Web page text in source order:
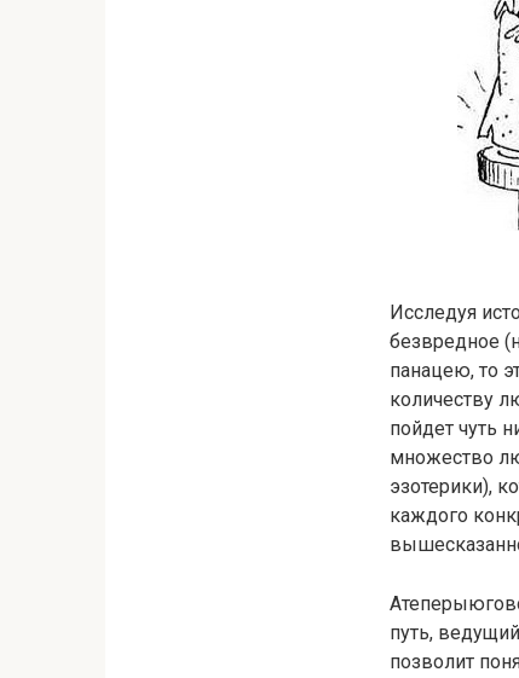
Исследуя
безвредное
панацею, то
количеству
пойдет чуть
множество
эзотерики),
каждого
путь,
позволит